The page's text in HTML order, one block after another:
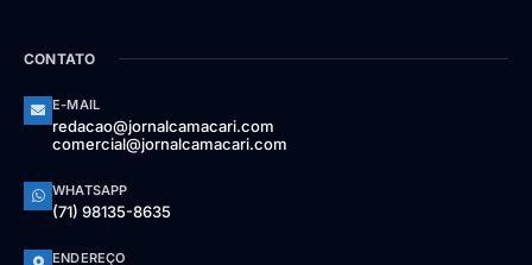
CONTATO
E-MAIL
redacao@jornalcamacari.com
comercial@jornalcamacari.com
WHATSAPP
(71) 98135-8635
ENDEREÇO